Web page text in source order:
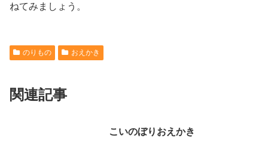
ねてみましょう。
のりもの おえかき
関連記事
こいのぼりおえかき